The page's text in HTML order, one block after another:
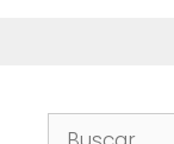
Buscar: